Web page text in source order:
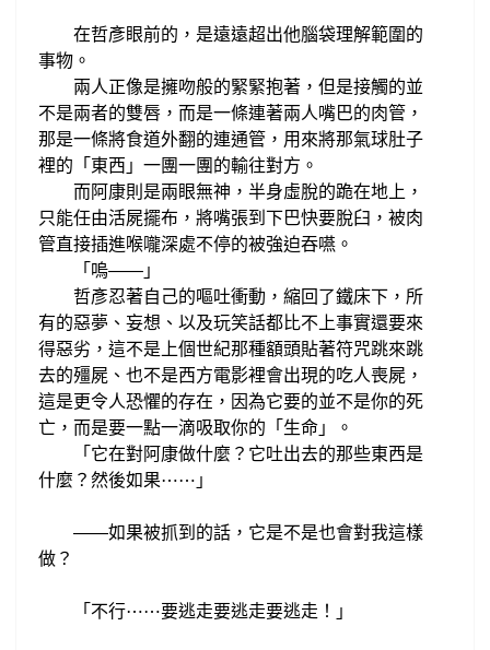
在哲彥眼前的，是遠遠超出他腦袋理解範圍的
事物。
兩人正像是擁吻般的緊緊抱著，但是接觸的並
不是兩者的雙唇，而是一條連著兩人嘴巴的肉管，
那是一條將食道外翻的連通管，用來將那氣球肚子
裡的「東西」一團一團的輸往對方 。
而阿康則是兩眼無神，半身虛脫的跪在地上 ，
只能任由活屍擺布 ， 將嘴張到下巴快要脫臼 ， 被肉
管直接插進喉嚨深處不停的被強迫吞嚥。
「嗚—— 」
哲彥忍著自己的嘔吐衝動，縮回了鐵床下， 所
有的惡夢、妄想、以及玩笑話都比不上事實還要來
得惡劣， 這不是上個世紀那種額頭貼著符咒跳來跳
去的殭屍 、也不是西方電影裡會出現的吃人喪屍，
這是更令人恐懼的存在，因為它要的並不是你的死
亡，而是要一點一滴吸取你的「生命」。
「 它在對阿康做什麼？它吐出去的那些東西是
什麼？然後如果⋯⋯ 」
——如果被抓到的話，它是不是也會對我這樣
做？
「不行⋯⋯要逃走要逃走要逃走！ 」